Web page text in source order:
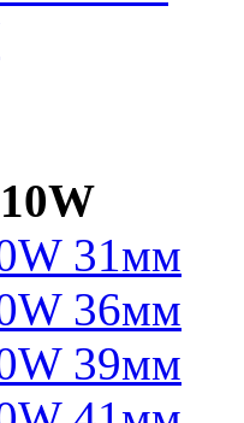
31мм
36мм
39мм